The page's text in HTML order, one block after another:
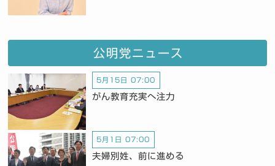
公明党ニュース
5月15日 07:00
がん教育充実へ注力
5月1日 07:00
夫婦別姓、前に進める